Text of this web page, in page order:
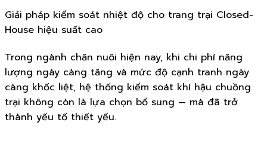
Giải pháp kiểm soát nhiệt độ cho trang trại Closed-
House hiệu suất cao
Trong ngành chăn nuôi hiện nay, khi chi phí năng
lượng ngày càng tăng và mức độ cạnh tranh ngày
càng khốc liệt, hệ thống kiểm soát khí hậu chuồng
trại không còn là lựa chọn bổ sung — mà đã trở
thành yếu tố thiết yếu.